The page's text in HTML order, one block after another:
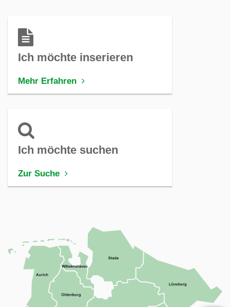
Ich möchte inserieren
Mehr Erfahren
Ich möchte suchen
Zur Suche